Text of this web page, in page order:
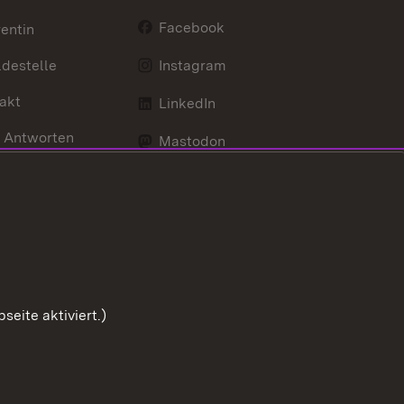
Antworten
Facebook
Instagram
LinkedIn
Mastodon
aktiviert.)